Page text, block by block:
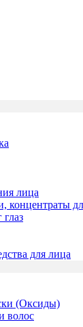
лица
концентраты
глаз
для лица
(Оксиды)
волос